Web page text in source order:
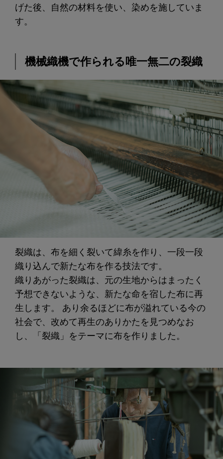
げた後、自然の材料を使い、染めを施していま
す。
機械織機で作られる唯一無二の裂織
裂織は、布を細く裂いて緯糸を作り、一段一段
織り込んで新たな布を作る技法です。
織りあがった裂織は、元の生地からはまったく
予想できないような、新たな命を宿した布に再
生します。 あり余るほどに布が溢れている今の
社会で、改めて再生のありかたを見つめなお
し、「裂織」をテーマに布を作りました。